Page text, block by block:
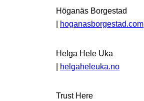
Höganäs Borgestad
| hoganasborgestad.com
Helga Hele Uka
| helgaheleuka.no
Trust Here